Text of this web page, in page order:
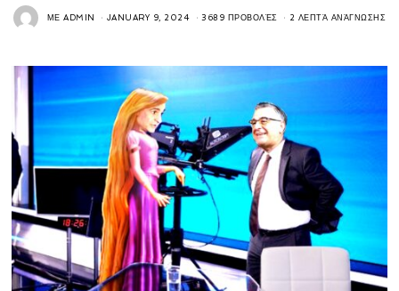
ΜΕADMIN JANUARY 9, 2024 3689 ΠΡΟΒΟΛΈΣ 2 ΛΕΠΤΆ ΑΝΆΓΝΩΣΗΣ